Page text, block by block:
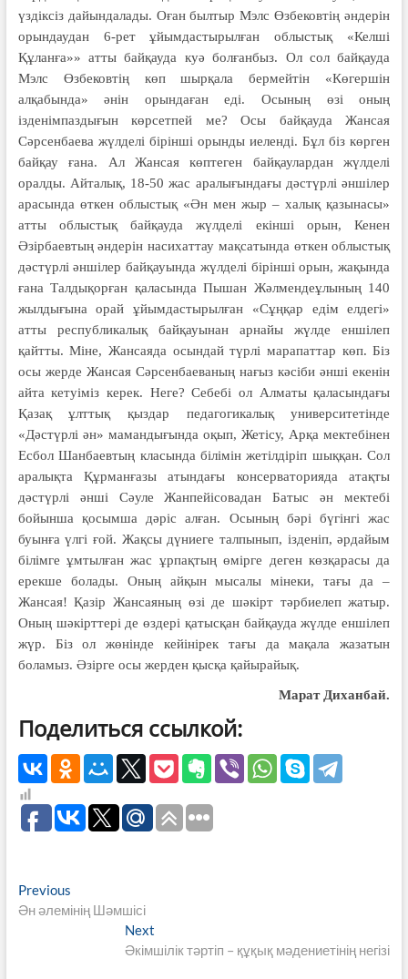
үздік­сіз дайындалады. Оған былтыр Мэлс Өзбековтің әндерін
орындаудан 6-рет ұйымдастырылған облыстық «Келші
Құланға»» атты байқауда куә болғанбыз. Ол сол байқауда
Мэлс Өзбековтің көп шырқала бермейтін «Көгершін
алқабында» әнін орындаған еді. Осының өзі оның
ізденімпаздығын көрсетпей ме? Осы байқауда Жансая
Сәрсенбаева жүлделі бірінші орынды иеленді. Бұл біз көрген
байқау ғана. Ал Жансая көптеген байқаулардан жүл­делі
оралды. Айталық, 18-50 жас аралығындағы дәстүрлі әншілер
арасында өткен облыстық «Ән мен жыр – халық қазынасы»
атты облыстық байқауда жүлделі екінші орын, Кенен
Әзірбаевтың әндерін насихаттау мақсатында өткен облыстық
дәстүрлі әншілер байқауында жүлделі бірінші орын, жақында
ғана Талдықорған қаласында Пышан Жәлмендеұлының 140
жылдығына орай ұйымдастырылған «Сұңқар едім елдегі»
атты республи­калық байқауынан арнайы жүлде еншілеп
қайтты. Міне, Жансаяда осындай түрлі марапаттар көп. Біз
осы жерде Жансая Сәрсенбаеваның нағыз кәсіби әнші екенін
айта кетуіміз керек. Неге? Себебі ол Алматы қаласындағы
Қазақ ұлттық қыздар педагогикалық университетінде
«Дәстүрлі ән» мамандығында оқып, Жетісу, Арқа мектебінен
Есбол Шанбаевтың класында білімін жетілдіріп шыққан. Сол
аралықта Құрманғазы атындағы консерваторияда атақты
дәстүрлі әнші Сәуле Жанпейісовадан Батыс ән мектебі
бойынша қосымша дәріс алған. Осының бәрі бүгінгі жас
буынға үлгі ғой. Жақсы дүниеге талпынып, ізденіп, әрдайым
білімге ұмтылған жас ұрпақтың өмірге деген көзқарасы да
ерекше болады. Оның айқын мысалы мінеки, тағы да –
Жансая! Қазір Жансаяның өзі де шәкірт тәрбиелеп жатыр.
Оның шәкірттері де өздері қатысқан байқауда жүлде еншілеп
жүр. Біз ол жөнінде кейінірек тағы да мақала жазатын
боламыз. Әзірге осы жерден қысқа қайырайық.
Марат Диханбай.
Поделиться ссылкой:
Навигация
по
PreviousPrevious
post:
Ән әлемінің Шәмшісі
Next
post:
Әкімшілік тәртіп – құқық мәдениетінің негізі